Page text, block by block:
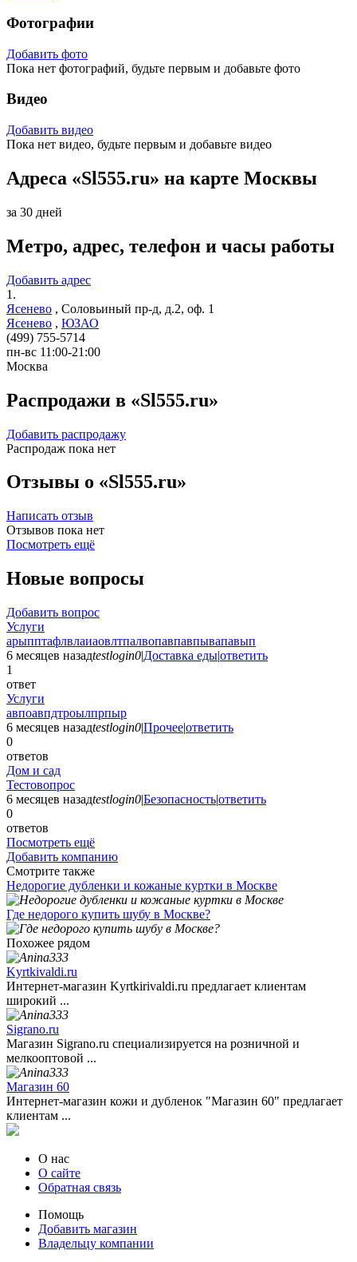
Фотографии
Добавить фото
Пока нет фотографий, будьте первым и добавьте фото
Видео
Добавить видео
Пока нет видео, будьте первым и добавьте видео
Адреса «Sl555.ru» на карте Москвы
за 30 дней
Метро, адрес, телефон и часы работы
Добавить адрес
1.
Ясенево , Соловьиный пр-д, д.2, оф. 1
Ясенево , ЮЗАО
(499) 755-5714
пн-вс 11:00-21:00
Москва
Распродажи в «Sl555.ru»
Добавить распродажу
Распродаж пока нет
Отзывы о «Sl555.ru»
Написать отзыв
Отзывов пока нет
Посмотреть ещё
Новые вопросы
Добавить вопрос
Услуги
арыпптафлвлаиаовлтпалвопавпавпывапавып
6 месяцев назадtestlogin0|Доставка еды|ответить
1
ответ
Услуги
авпоавпдтроылпрпыр
6 месяцев назадtestlogin0|Прочее|ответить
0
ответов
Дом и сад
Тестовопрос
6 месяцев назадtestlogin0|Безопасность|ответить
0
ответов
Посмотреть ещё
Добавить компанию
Смотрите также
Недорогие дубленки и кожаные куртки в Москве
Где недорого купить шубу в Москве?
Похожее рядом
Kyrtkivaldi.ru
Интернет-магазин Kyrtkirivaldi.ru предлагает клиентам
широкий ...
Sigrano.ru
Магазин Sigrano.ru специализируется на розничной и
мелкооптовой ...
Магазин 60
Интернет-магазин кожи и дубленок "Магазин 60" предлагает
клиентам ...
О нас
О сайте
Обратная связь
Помощь
Добавить магазин
Владельцу компании